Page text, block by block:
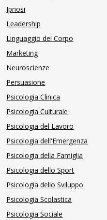
Ipnosi
Leadership
Linguaggio del Corpo
Marketing
Neuroscienze
Persuasione
Psicologia Clinica
Psicologia Culturale
Psicologia del Lavoro
Psicologia dell'Emergenza
Psicologia della Famiglia
Psicologia dello Sport
Psicologia dello Sviluppo
Psicologia Scolastica
Psicologia Sociale